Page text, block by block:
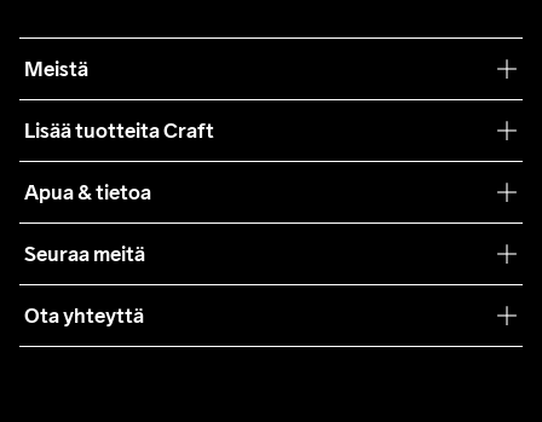
Meistä
Lisää tuotteita Craft
Yhteistyöt
Lehdistö
Apua & tietoa
Käyttöehdot
Asiakaspalvelu
Seuraa meitä
Ota yhteyttä